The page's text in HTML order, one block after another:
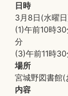
日時
3月8日(水曜
(1)午前10時
分
(3)午前11時
場所
宮城野図書館(
内容